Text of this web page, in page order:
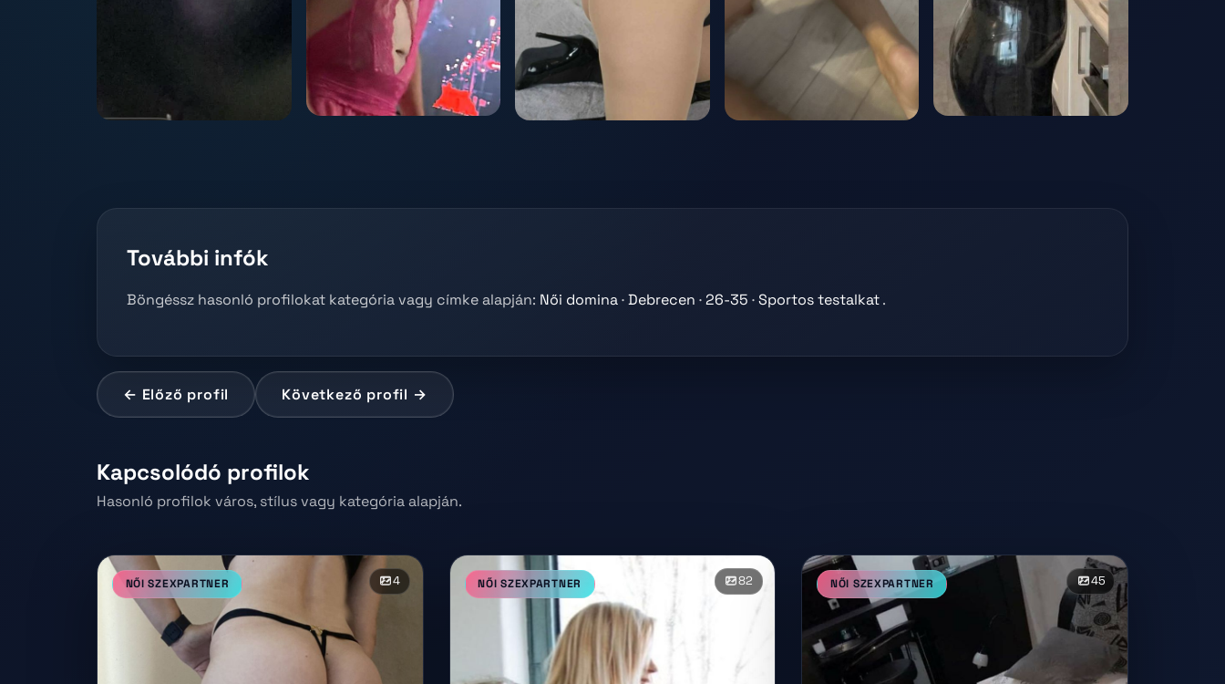
További infók
Böngéssz hasonló profilokat kategória vagy címke alapján: Női domina·Debrecen ·26-35 ·Sportos testalkat.
← Előző profil Következő profil →
Kapcsolódó profilok
Hasonló profilok város, stílus vagy kategória alapján.
NŐI SZEXPARTNER 4 NŐI SZEXPARTNER 82 NŐI SZEXPARTNER 45